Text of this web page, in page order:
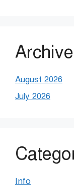
August 2026
July 2026
Info